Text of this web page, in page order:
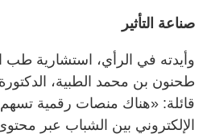
صناعة التأثير
وأيدته في الرأي، استشارية طب
طحنون بن محمد الطبية،
قائلة: «هناك منصات رقمية تسهم
الإلكتروني بين الشباب عبر